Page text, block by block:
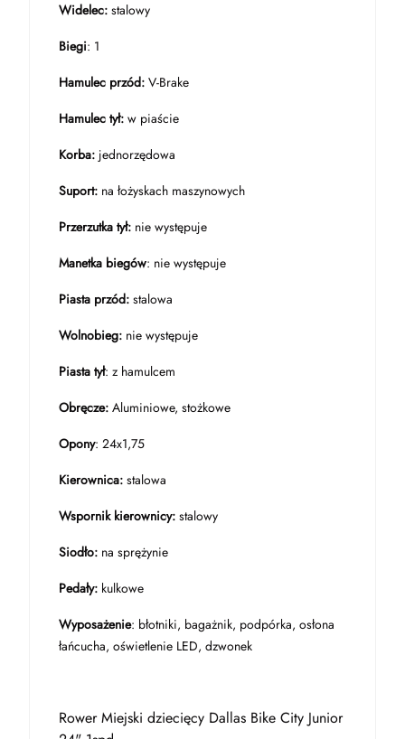
Widelec: stalowy
Biegi: 1
Hamulec przód: V-Brake
Hamulec tył: w piaście
Korba: jednorzędowa
Suport: na łożyskach maszynowych
Przerzutka tył: nie występuje
Manetka biegów: nie występuje
Piasta przód: stalowa
Wolnobieg: nie występuje
Piasta tył: z hamulcem
Obręcze: Aluminiowe, stożkowe
Opony: 24x1,75
Kierownica: stalowa
Wspornik kierownicy: stalowy
Siodło: na sprężynie
Pedały: kulkowe
Wyposażenie: błotniki, bagażnik, podpórka, osłona
łańcucha, oświetlenie LED, dzwonek
Rower Miejski dziecięcy Dallas Bike City Junior